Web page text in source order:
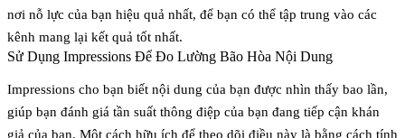
nơi nỗ lực của bạn hiệu quả nhất, để bạn có thể tập trung vào các
kênh mang lại kết quả tốt nhất.
Sử Dụng Impressions Để Đo Lường Bão Hòa Nội Dung
Impressions cho bạn biết nội dung của bạn được nhìn thấy bao lần,
giúp bạn đánh giá tần suất thông điệp của bạn đang tiếp cận khán
giả của bạn. Một cách hữu ích để theo dõi điều này là bằng cách tính